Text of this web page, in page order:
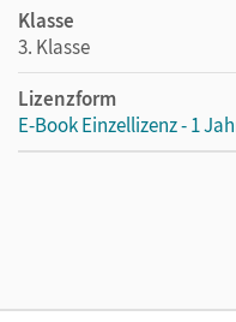
Klasse
3. Klasse
Lizenzform
E-Book Einzellizenz - 1
Privatpersonen, die nur